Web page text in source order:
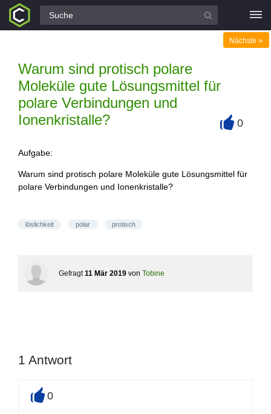
Alle Fragen
Warum sind protisch polare
Moleküle gute Lösungsmittel für
polare Verbindungen und
Ionenkristalle?
Nächste »
0
Aufgabe:
Warum sind protisch polare Moleküle gute Lösungsmittel für
polare Verbindungen und Ionenkristalle?
löslichkeit polar protisch
Gefragt 11 Mär 2019 von Tobine
1 Antwort
0